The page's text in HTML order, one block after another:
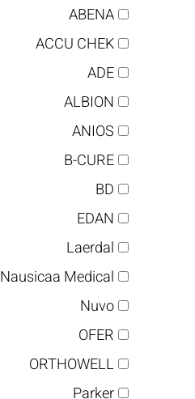
ABENA
ACCU CHEK
ADE
ALBION
ANIOS
B-CURE
BD
EDAN
Laerdal
Nausicaa Medical
Nuvo
OFER
ORTHOWELL
Parker